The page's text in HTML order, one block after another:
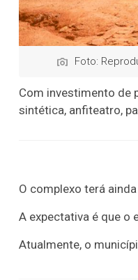
Foto:
Com investimento de
sintética, anfiteatro,
O complexo terá
A expectativa é que o
Atualmente, o